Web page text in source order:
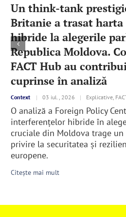
Un think-tank
Britanie a trasat
hibride la alegerile
Republica Moldova.
FACT Hub au
cuprinse în analiză
Context | 03 iul., 2026 | Explicative,
O analiză a Foreign Policy
interferenţelor hibride în
cruciale din Moldova trage
privire la securitatea şi
europene.
Citește mai mult